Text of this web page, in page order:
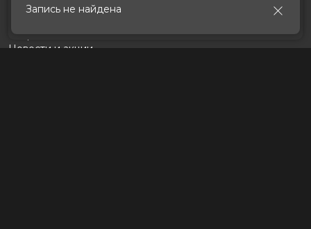
Запись не найдена
Скоро в кино
Новости и акции